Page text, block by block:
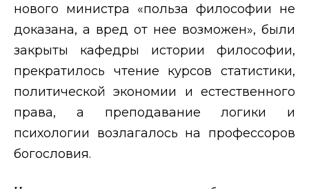
нового министра «польза философии не
доказана, а вред от нее возможен», были
закрыты кафедры истории философии,
прекратилось чтение курсов статистики,
политической экономии и естественного
права, а преподавание логики и
психологии возлагалось на профессоров
богословия.